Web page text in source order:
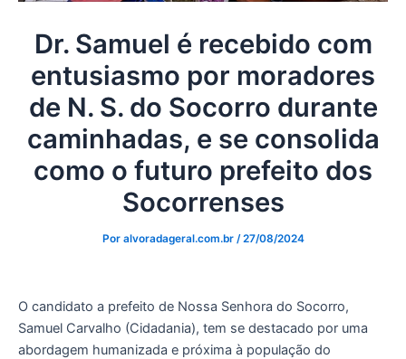
Dr. Samuel é recebido com
entusiasmo por moradores
de N. S. do Socorro durante
caminhadas, e se consolida
como o futuro prefeito dos
Socorrenses
Por alvoradageral.com.br /27/08/2024
O candidato a prefeito de Nossa Senhora do Socorro,
Samuel Carvalho (Cidadania), tem se destacado por uma
abordagem humanizada e próxima à população do